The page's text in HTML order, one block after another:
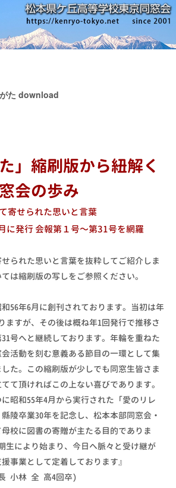
た download
」縮刷版から紐解く
会の歩み
寄せられた思いと言葉
に発行 会報第１号〜第31号を網羅
られた思いと言葉を抜粋してご紹介しま
は縮刷版の写しをご参照ください。
和56年6月に創刊されております。当初は年
ますが、その後は概ね年1回発行で推移さ
号へと継続しております。年輪を重ねた
活動を刻む意義ある節目の一環として集
た。この縮刷版が少しでも同窓生皆さま
て頂ければこの上ない喜びであります。
昭和55年4月から実行された「愛のリレ
陵卒業30年を記念し、松本本部同窓会・
校に図書の寄贈が主たる目的でありま
生により始まり、今日へ脈々と受け継が
事業として定着しております』
小林 全 高4回卒)